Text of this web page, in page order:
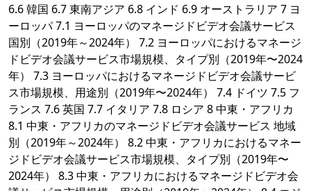
6.6 韓国 6.7 東南アジア 6.8 インド 6.9 オーストラリア 7 ヨ
ーロッパ 7.1 ヨーロッパのマネージドビデオ会議サービス
国別（2019年～2024年） 7.2 ヨーロッパにおけるマネージ
ドビデオ会議サービス市場規模、タイプ別（2019年〜2024
年） 7.3 ヨーロッパにおけるマネージドビデオ会議サービ
ス市場規模、用途別（2019年〜2024年） 7.4 ドイツ 7.5 フ
ランス 7.6 英国 7.7 イタリア 7.8 ロシア 8 中東・アフリカ
8.1 中東・アフリカのマネージドビデオ会議サービス 地域
別（2019年～2024年） 8.2 中東・アフリカにおけるマネー
ジドビデオ会議サービス市場規模、タイプ別（2019年〜
2024年） 8.3 中東・アフリカにおけるマネージドビデオ会